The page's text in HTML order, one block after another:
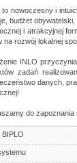
to nowoczesny i
budżet obywatelski,
i atrakcyjnej
na rozwój lokalnej
INLO
zadań
danych,
do
BIPLO